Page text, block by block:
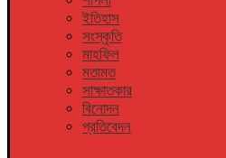
ইতিহাস
সংস্কৃতি
মাহফিল
মতামত
সাক্ষাতকার
বিনোদন
প্রতিবেদন